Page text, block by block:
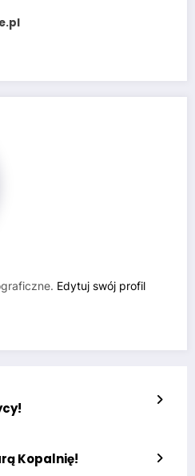
Edytuj swój profil
Kopalnię!